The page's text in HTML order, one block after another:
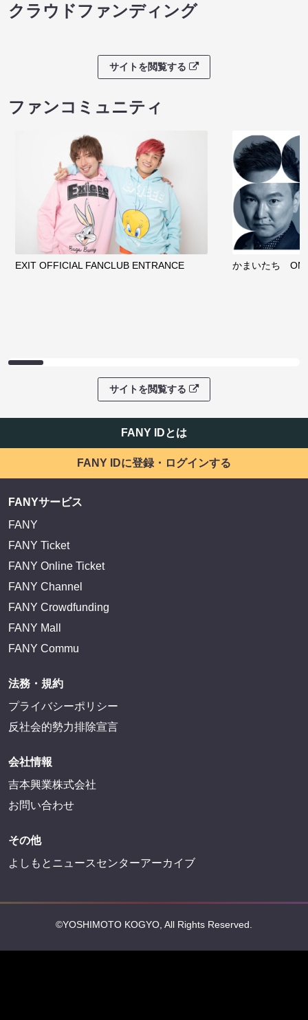
クラウドファンディング
サイトを閲覧する
ファンコミュニティ
EXIT OFFICIAL FANCLUB ENTRANCE かまいたち
サイトを閲覧する
FANY IDとは
FANY IDに登録・ログインする
FANYサービス
FANY
FANY Ticket
FANY Online Ticket
FANY Channel
FANY Crowdfunding
FANY Mall
FANY Commu
法務・規約
プライバシーポリシー
反社会的勢力排除宣言
会社情報
吉本興業株式会社
お問い合わせ
その他
よしもとニュースセンターアーカイブ
©YOSHIMOTO KOGYO, All Rights Reserved.